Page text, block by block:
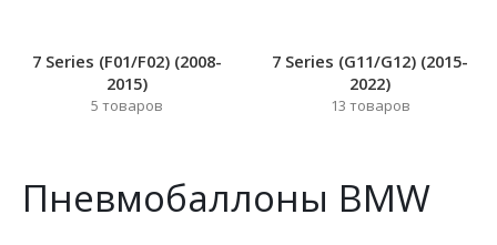
7 Series (F01/F02) (2008-
2015)
5 товаров
7 Series (G11/G12) (2015-
2022)
13 товаров
Пневмобаллоны BMW